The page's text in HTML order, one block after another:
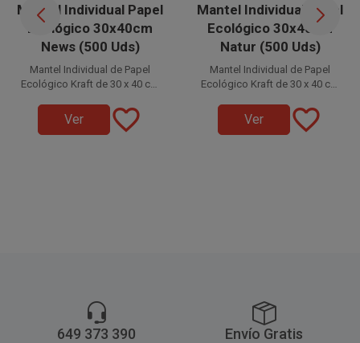
Mantel Individual Papel
Ecológico 30x40cm
News (500 Uds)
Mantel Individual de Papel
Ecológico Kraft de 30 x 40 cm
Este Salvamantel Individual esta
fabricado con celulosa 100%
Disponible a la venta en
paquetes de 500 unidades.
Ver favorite_border
Mantel Individual Papel
Ecológico 30x40cm
Natur (500 Uds)
Mantel Individual de Papel
Ecológico Kraft de 30 x 40 cm
Este Salvamantel Individual esta
fabricado con celulosa 100%
Disponible a la venta en
paquetes de 500 unidades.
Ver favorite_border
649 373 390 Envío Gratis